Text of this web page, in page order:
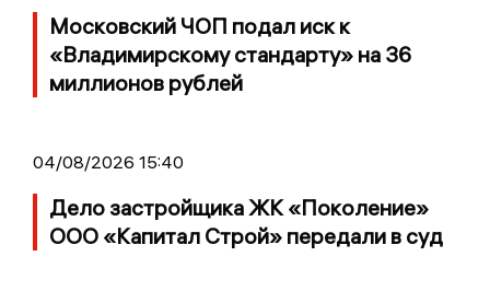
Московский ЧОП подал иск к
«Владимирскому стандарту» на 36
миллионов рублей
04/08/2026 15:40
Дело застройщика ЖК «Поколение»
ООО «Капитал Строй» передали в суд